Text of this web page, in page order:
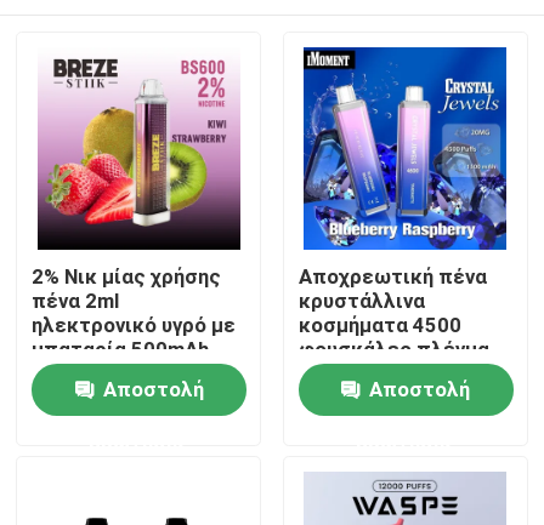
Σπίτι
Προϊόντα
2% Νικ μίας χρήσης
πένα 2ml
ηλεκτρονικό υγρό με
μπαταρία 500mAh
Αποστολή
Αποχρεωτική πένα
κρυστάλλινα
κοσμήματα 4500
φουσκάλες πλέγμα
σπείρα 15 ml υγρό
επαναφορτιζόμενο
Ecig
Αποστολή